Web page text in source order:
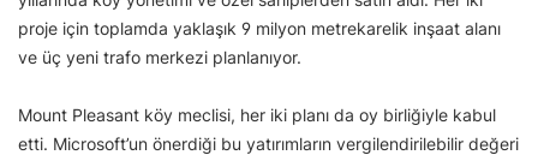
proje için toplamda yaklaşık 9 milyon metrekarelik inşaat alanı
ve üç yeni trafo merkezi planlanıyor.
Mount Pleasant köy meclisi, her iki planı da oy birliğiyle kabul
etti. Microsoft’un önerdiği bu yatırımların vergilendirilebilir değeri